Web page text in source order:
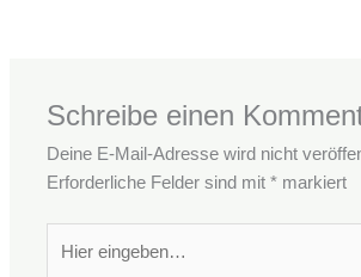
Schreibe einen
Deine E-Mail-Adresse wird nicht
Erforderliche Felder sind mit* markiert
eingeben…